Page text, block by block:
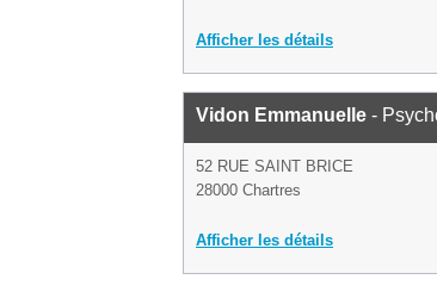
Afficher les détails
Vidon Emmanuelle -
52 RUE SAINT BRICE
28000 Chartres
Afficher les détails